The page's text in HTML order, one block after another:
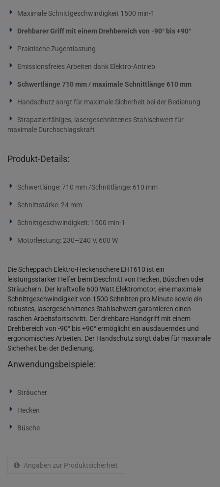
Maximale Schnittgeschwindigkeit 1500 min-1
Drehbarer Griff mit einem Drehbereich von -90° bis +90°
Praktische Zugentlastung
Emissionsfreies Arbeiten dank Elektro-Antrieb
Schwertlänge 710 mm / maximale Schnittlänge 610 mm
Handschutz sorgt für maximale Sicherheit bei der Bedienung
Strapazierfähiges, lasergeschnittenes Stahlschwert für
maximale Durchschlagskraft
Produkt-Details:
Schwertlänge: 710 mm /Schnittlänge: 610 mm
Schnittstärke: 24 mm
Schnittgeschwindigkeit: 1500 min-1
Motorleistung: 230–240 V, 600 W
Die Scheppach Elektro-Heckenschere EHT610 ist ein
leistungsstarker Helfer beim Beschnitt von Hecken, Büschen oder
Sträuchern. Der kraftvolle 600 Watt Elektromotor, eine maximale
Schnittgeschwindigkeit von 1500 Schnitten pro Minute sowie ein
robustes, lasergeschnittenes Stahlschwert garantieren einen
raschen Arbeitsfortschritt. Der drehbare Handgriff mit einem
Drehbereich von -90° bis +90° ermöglicht ein ausdauerndes und
ergonomisches Arbeiten. Der Handschutz sorgt dabei für maximale
Sicherheit bei der Bedienung.
Anwendungsbeispiele:
Sträucher
Hecken
Büsche
Angaben zur Produktsicherheit